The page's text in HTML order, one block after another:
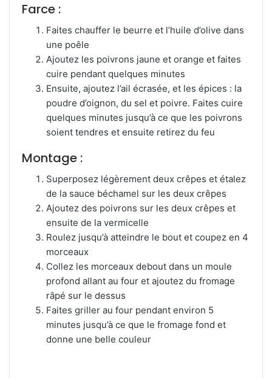
Farce :
Faites chauffer le beurre et l’huile d’olive dans
une poêle
Ajoutez les poivrons jaune et orange et faites
cuire pendant quelques minutes
Ensuite, ajoutez l’ail écrasée, et les épices : la
poudre d’oignon, du sel et poivre. Faites cuire
quelques minutes jusqu’à ce que les poivrons
soient tendres et ensuite retirez du feu
Montage :
Superposez légèrement deux crêpes et étalez
de la sauce béchamel sur les deux crêpes
Ajoutez des poivrons sur les deux crêpes et
ensuite de la vermicelle
Roulez jusqu’à atteindre le bout et coupez en 4
morceaux
Collez les morceaux debout dans un moule
profond allant au four et ajoutez du fromage
râpé sur le dessus
Faites griller au four pendant environ 5
minutes jusqu’à ce que le fromage fond et
donne une belle couleur